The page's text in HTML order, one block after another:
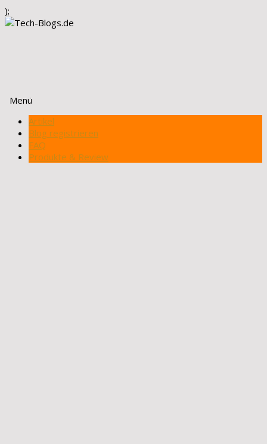
);
Menü
Zum
Inhalt
springen
Artikel
Blog registrieren
FAQ
Produkte & Review